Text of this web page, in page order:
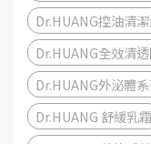
Dr.HUANG控油清
Dr.HUANG全效清
Dr.HUANG外泌體
Dr.HUANG 舒緩乳霜